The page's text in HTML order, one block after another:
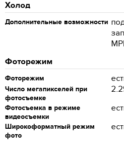
Холод
Дополнительные возможности
Фоторежим
Фоторежим
Число мегапикселей при
фотосъемке
Фотосъемка в режиме
видеосъемки
Широкоформатный режим
фото